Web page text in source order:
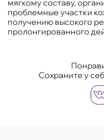
мягкому составу,
проблемные участки
получению высокого
пролонгированного
Сохраните у